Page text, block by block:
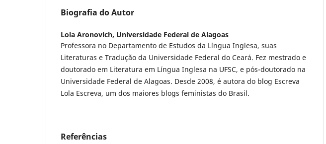
Biografia do Autor
Lola Aronovich, Universidade Federal de Alagoas
Professora no Departamento de Estudos da Língua Inglesa, suas
Literaturas e Tradução da Universidade Federal do Ceará. Fez mestrado e
doutorado em Literatura em Língua Inglesa na UFSC, e pós-doutorado na
Universidade Federal de Alagoas. Desde 2008, é autora do blog Escreva
Lola Escreva, um dos maiores blogs feministas do Brasil.
Referências